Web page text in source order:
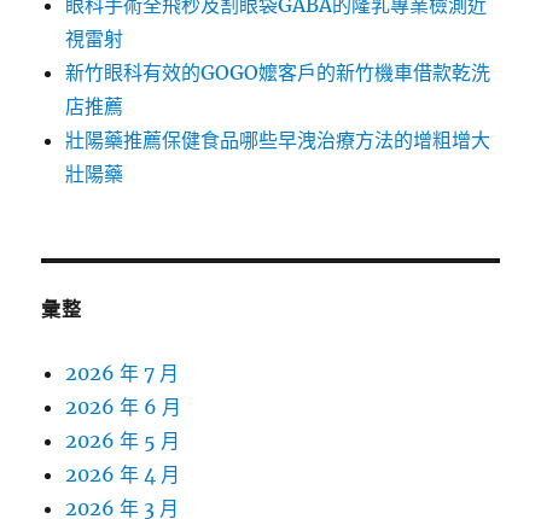
眼科手術全飛秒及割眼袋GABA的隆乳專業檢測近
視雷射
新竹眼科有效的GOGO嬤客戶的新竹機車借款乾洗
店推薦
壯陽藥推薦保健食品哪些早洩治療方法的增粗增大
壯陽藥
彙整
2026 年 7 月
2026 年 6 月
2026 年 5 月
2026 年 4 月
2026 年 3 月